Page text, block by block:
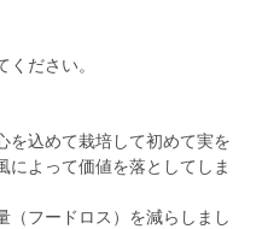
ださい。
を込めて栽培して初めて実を
によって価値を落としてしま
（フードロス）を減らしまし